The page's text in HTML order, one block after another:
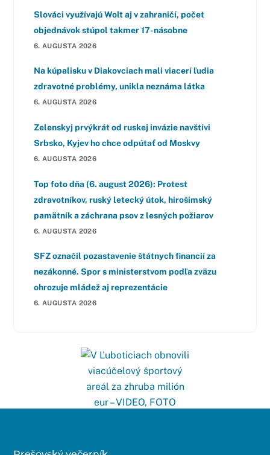
Slováci využívajú Wolt aj v zahraničí, počet
objednávok stúpol takmer 17-násobne
6. AUGUSTA 2026
Na kúpalisku v Diakovciach mali viacerí ľudia
zdravotné problémy, unikla neznáma látka
6. AUGUSTA 2026
Zelenskyj prvýkrát od ruskej invázie navštívi
Srbsko, Kyjev ho chce odpútať od Moskvy
6. AUGUSTA 2026
Top foto dňa (6. august 2026): Protest
zdravotníkov, ruský letecký útok, hirošimský
pamätník a záchrana psov z lesných požiarov
6. AUGUSTA 2026
SFZ označil pozastavenie štátnych financií za
nezákonné. Spor s ministerstvom podľa zväzu
ohrozuje mládež aj reprezentácie
6. AUGUSTA 2026